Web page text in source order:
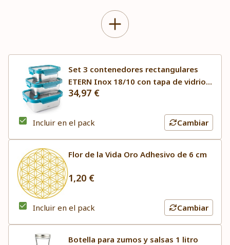
Set 3 contenedores rectangulares
ETERN Inox 18/10 con tapa de vidrio
Lacor
34,97 €
Incluir en el pack Cambiar
Flor de la Vida Oro Adhesivo de 6 cm
1,20 €
Incluir en el pack Cambiar
Botella para zumos y salsas 1 litro